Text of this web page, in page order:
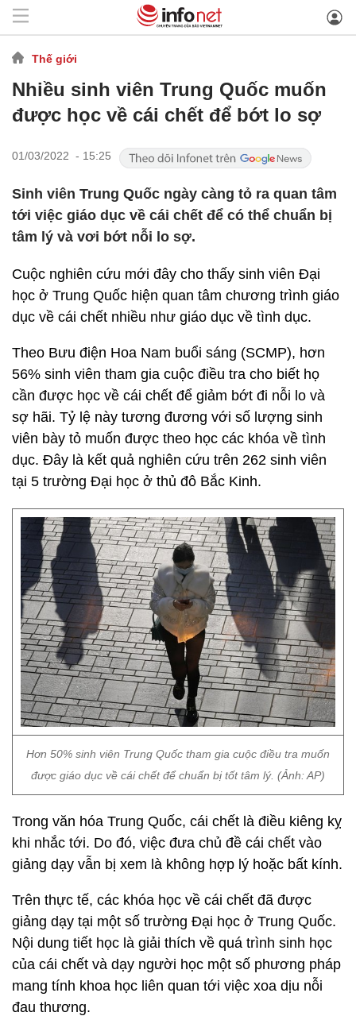
Thế giới
Nhiều sinh viên Trung Quốc muốn
được học về cái chết để bớt lo sợ
01/03/2022 - 15:25
Sinh viên Trung Quốc ngày càng tỏ ra quan tâm
tới việc giáo dục về cái chết để có thể chuẩn bị
tâm lý và vơi bớt nỗi lo sợ.
Cuộc nghiên cứu mới đây cho thấy sinh viên Đại
học ở Trung Quốc hiện quan tâm chương trình giáo
dục về cái chết nhiều như giáo dục về tình dục.
Theo Bưu điện Hoa Nam buổi sáng (SCMP), hơn
56% sinh viên tham gia cuộc điều tra cho biết họ
cần được học về cái chết để giảm bớt đi nỗi lo và
sợ hãi. Tỷ lệ này tương đương với số lượng sinh
viên bày tỏ muốn được theo học các khóa về tình
dục. Đây là kết quả nghiên cứu trên 262 sinh viên
tại 5 trường Đại học ở thủ đô Bắc Kinh.
Hơn 50% sinh viên Trung Quốc tham gia cuộc điều tra muốn
được giáo dục về cái chết để chuẩn bị tốt tâm lý. (Ảnh: AP)
Trong văn hóa Trung Quốc, cái chết là điều kiêng kỵ
khi nhắc tới. Do đó, việc đưa chủ đề cái chết vào
giảng dạy vẫn bị xem là không hợp lý hoặc bất kính.
Trên thực tế, các khóa học về cái chết đã được
giảng dạy tại một số trường Đại học ở Trung Quốc.
Nội dung tiết học là giải thích về quá trình sinh học
của cái chết và dạy người học một số phương pháp
mang tính khoa học liên quan tới việc xoa dịu nỗi
đau thương.